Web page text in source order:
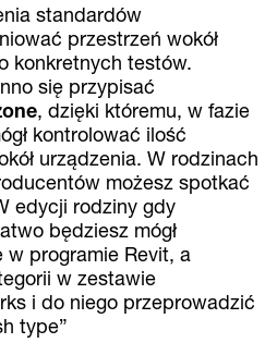
standardów
przestrzeń wokół
konkretnych testów.
się przypisać
, dzięki któremu, w fazie
kontrolować ilość
urządzenia. W rodzinach
możesz spotkać
edycji rodziny gdy
będziesz mógł
programie Revit, a
w zestawie
i do niego przeprowadzić
type”